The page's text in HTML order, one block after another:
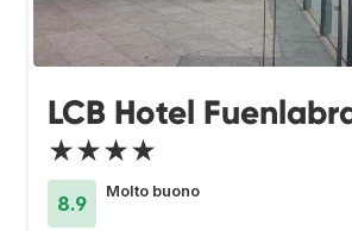
LCB Hotel
★★★★
8.9
Molto buono